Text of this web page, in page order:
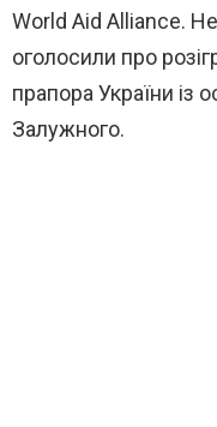
World Aid Alliance.
оголосили про
прапора України із
Залужного.